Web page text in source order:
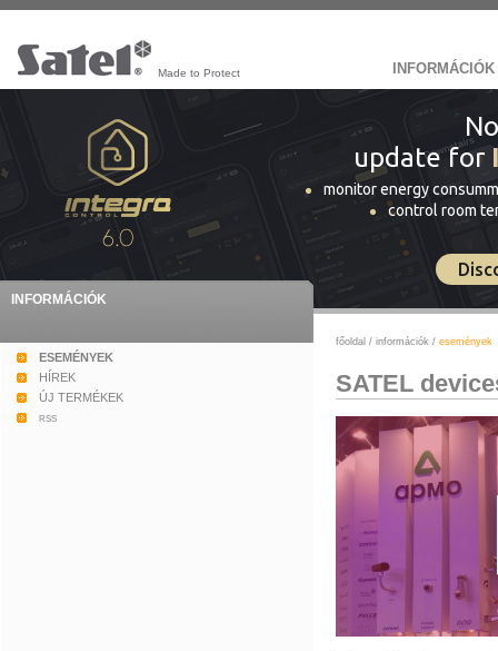
Made to Protect INFORMÁCIÓK
update for
monitor energy
control room
INFORMÁCIÓK
ESEMÉNYEK
HÍREK
ÚJ TERMÉKEK
rss
főoldal / információk / események
SATEL